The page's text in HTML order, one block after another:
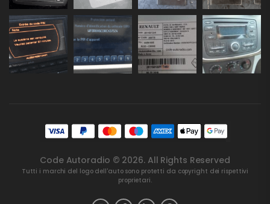
Code Autoradio © 2026. All Rights Reserved
Tutti i marchi del logo dell'auto sono protetti da copyright dei rispettivi
proprietari.